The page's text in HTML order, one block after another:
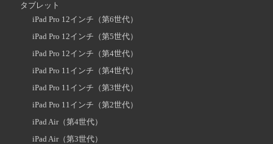
タブレット
iPad Pro 12インチ（第6世代）
iPad Pro 12インチ（第5世代）
iPad Pro 12インチ（第4世代）
iPad Pro 11インチ（第4世代）
iPad Pro 11インチ（第3世代）
iPad Pro 11インチ（第2世代）
iPad Air（第4世代）
iPad Air（第3世代）